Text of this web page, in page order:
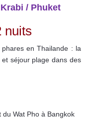
/ Phuket
nuits
en Thailande : la
séjour plage dans des
Wat Pho à Bangkok